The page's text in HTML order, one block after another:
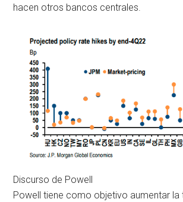
hacen otros bancos centrales.
Discurso de Powell
Powell tiene como objetivo aumentar